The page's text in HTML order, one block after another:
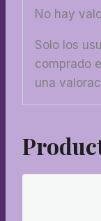
No hay
Solo los
comprado
una